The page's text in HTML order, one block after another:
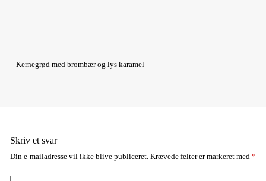
Kernegrød med brombær og lys karamel
Skriv et svar
Din e-mailadresse vil ikke blive publiceret. Krævede felter er markeret med *